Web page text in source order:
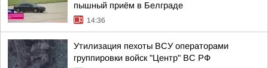
пышный приём в Белграде
14:36
Утилизация пехоты ВСУ операторами
группировки войск "Центр" ВС РФ